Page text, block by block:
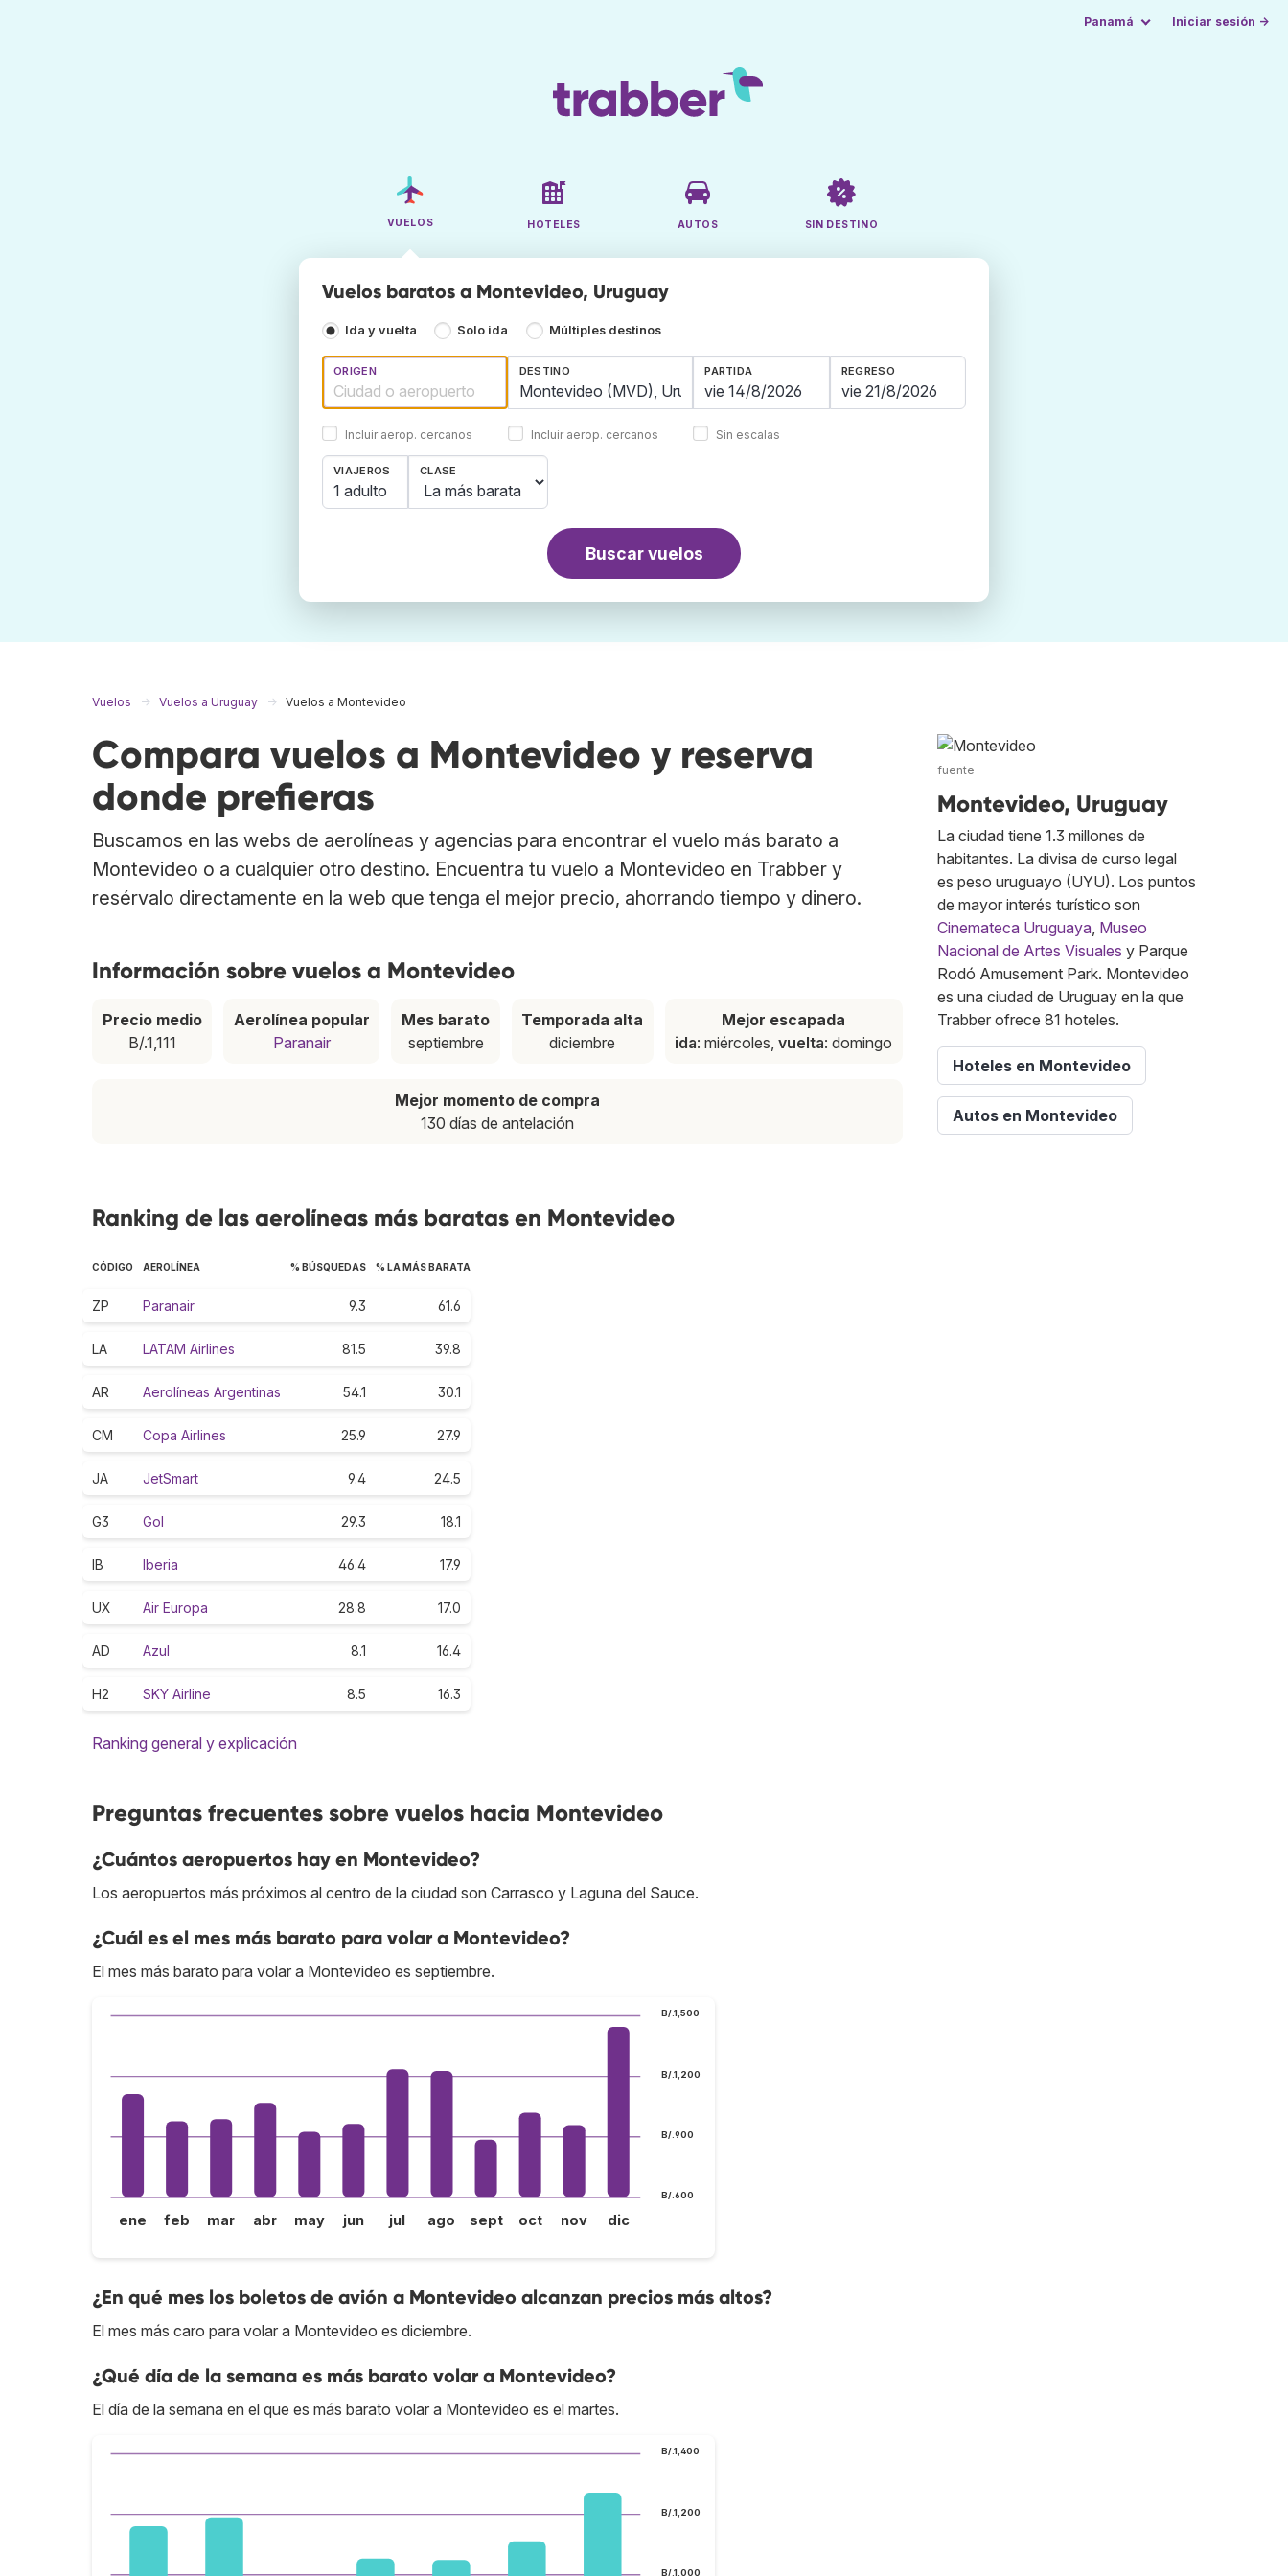
Panamá Iniciar sesión →
VUELOS HOTELES AUTOS SIN DESTINO
Vuelos baratos a Montevideo, Uruguay
Ida y vuelta Solo ida Múltiples destinos
ORIGEN
Incluir aerop. cercanos
DESTINO
Incluir aerop. cercanos
PARTIDA REGRESO
Sin escalas
VIAJEROS
1 adulto
CLASE
Buscar vuelos
Vuelos Vuelos a Uruguay Vuelos a Montevideo
Compara vuelos a Montevideo y reserva
donde prefieras
Buscamos en las webs de aerolíneas y agencias para encontrar el vuelo más barato a
Montevideo o a cualquier otro destino. Encuentra tu vuelo a Montevideo en Trabber y
resérvalo directamente en la web que tenga el mejor precio, ahorrando tiempo y dinero.
Información sobre vuelos a Montevideo
Precio medio
B/.1,111
Aerolínea popular
Paranair
Mes barato
septiembre
Temporada alta
diciembre
Mejor escapada
ida: miércoles,vuelta: domingo
Mejor momento de compra
130 días de antelación
Ranking de las aerolíneas más baratas en Montevideo
CÓDIGO AEROLÍNEA % BÚSQUEDAS % LA MÁS BARATA
ZP Paranair 9.3 61.6
LA LATAM Airlines 81.5 39.8
AR Aerolíneas Argentinas 54.1 30.1
CM Copa Airlines 25.9 27.9
JA JetSmart 9.4 24.5
G3 Gol 29.3 18.1
IB Iberia 46.4 17.9
UX Air Europa 28.8 17.0
AD Azul 8.1 16.4
H2 SKY Airline 8.5 16.3
Ranking general y explicación
Preguntas frecuentes sobre vuelos hacia Montevideo
¿Cuántos aeropuertos hay en Montevideo?
Los aeropuertos más próximos al centro de la ciudad son Carrasco y Laguna del Sauce.
¿Cuál es el mes más barato para volar a Montevideo?
El mes más barato para volar a Montevideo es septiembre.
B/.600
B/.900
B/.1,200
B/.1,500
ene feb mar abr may jun jul ago sept oct nov dic
¿En qué mes los boletos de avión a Montevideo alcanzan precios más altos?
El mes más caro para volar a Montevideo es diciembre.
¿Qué día de la semana es más barato volar a Montevideo?
El día de la semana en el que es más barato volar a Montevideo es el martes.
B/.1,000
B/.1,200
B/.1,400
fuente
Montevideo, Uruguay
La ciudad tiene 1.3 millones de
habitantes. La divisa de curso legal
es peso uruguayo (UYU). Los puntos
de mayor interés turístico son
Cinemateca Uruguaya, Museo
Nacional de Artes Visuales y Parque
Rodó Amusement Park. Montevideo
es una ciudad de Uruguay en la que
Trabber ofrece 81 hoteles.
Hoteles en Montevideo
Autos en Montevideo